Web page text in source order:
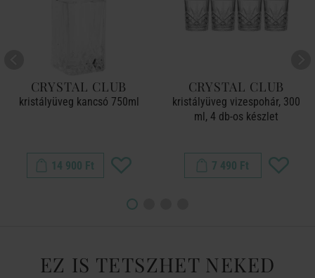
CRYSTAL CLUB
kristályüveg kancsó 750ml
14 900 Ft
CRYSTAL CLUB
kristályüveg vizespohár, 300
ml, 4 db-os készlet
7 490 Ft
EZ IS TETSZHET NEKED